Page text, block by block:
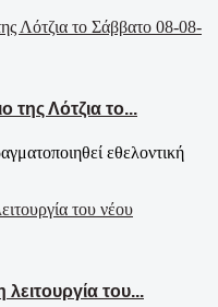
της Λότζια το...
εθελοντική
του...